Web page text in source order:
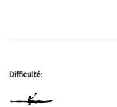
Difficulté: